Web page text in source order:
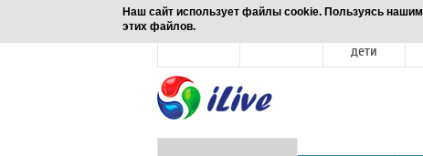
Наш сайт использует файлы cookie. Пользуясь
этих файлов.Новости
дети